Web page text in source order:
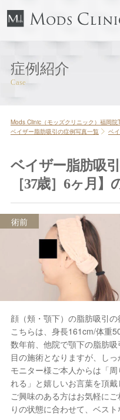
症例紹介
Mods Clinic（モッズクリニック）福岡院
ベイザー脂肪吸引の症例写真一覧
ベ
ベイザー脂肪吸
［37歳］6ヶ月】
術前
顔（頬・顎下）の脂肪吸引の
こちらは、身長161cm/体重
数年前、他院で顎下の脂肪
目の施術となりますが、しっ
モニター様ご本人からは「
れる」と嬉しいお言葉を頂戴
ご興味のある方はお気軽に
りの状態に合わせて、ベス